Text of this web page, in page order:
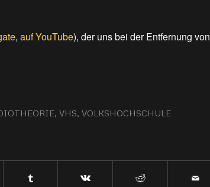
, auf YouTube), der uns bei der Entfernung von
VHS VOLKSHOCHSCHULE